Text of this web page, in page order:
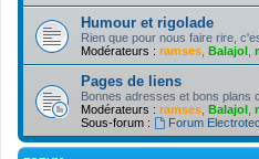
Humour et rigolade
Rien que pour nous faire rire,
Modérateurs : ramses Balajol
Pages de liens
Bonnes adresses et bons plans
Modérateurs : ramses Balajol
Sous-forum :
Forum